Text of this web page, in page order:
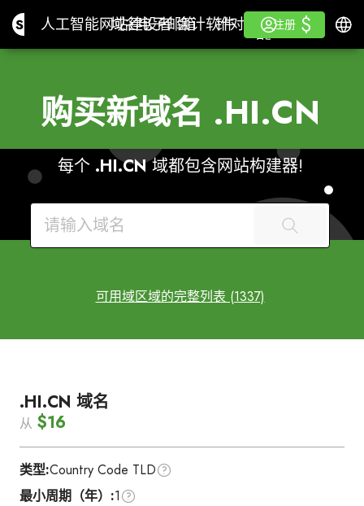
Site.pro人工智能网站建设者
人工智能网站建设者
域名
域名电子邮箱
电子邮箱会计软件
会计软件针对分销商白色标签
针对分销商
白色标签
学习
学习
注册
注册
登录 $
$ 简体
购买新域名 .HI.CN
每个 .HI.CN域都包含网站构建器!
可用域区域的完整列表 (1337)
.HI.CN 域名
从 $16
类型:Country Code TLD
最小周期（年）:1